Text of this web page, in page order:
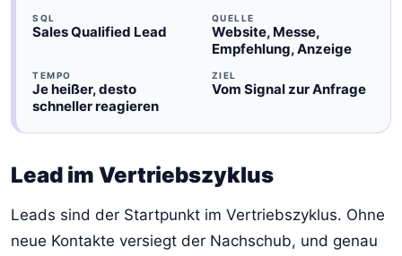
SQL
Sales Qualified Lead
QUELLE
Website, Messe,
Empfehlung, Anzeige
TEMPO
Je heißer, desto
schneller reagieren
ZIEL
Vom Signal zur Anfrage
Lead im Vertriebszyklus
Leads sind der Startpunkt im Vertriebszyklus. Ohne
neue Kontakte versiegt der Nachschub, und genau